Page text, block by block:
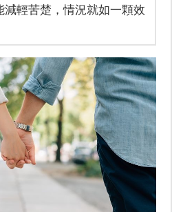
輕苦楚，情況就如一顆效